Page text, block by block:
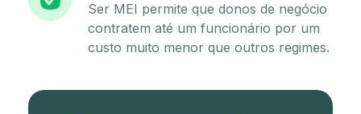
Ser MEI permite que donos de negócio
contratem até um funcionário por um
custo muito menor que outros regimes.